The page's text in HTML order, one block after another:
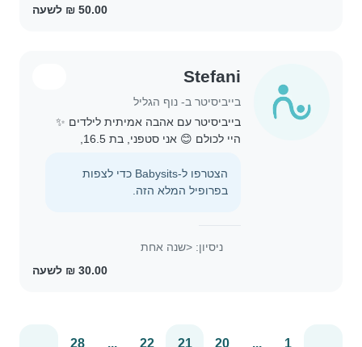
Stefani
בייביסיטר ב- נוף הגליל
בייביסיטר עם אהבה אמיתית לילדים ✨
עם ילדים בתור סייעת ועוזרת בגן ילדים.
אני מציעה שירותי בייביסיטר לילדים
הצטרפו ל-Babysits כדי לצפות
בפרופיל המלא הזה.
ניסיון: <שנה אחת
1
...
20
21
22
...
28